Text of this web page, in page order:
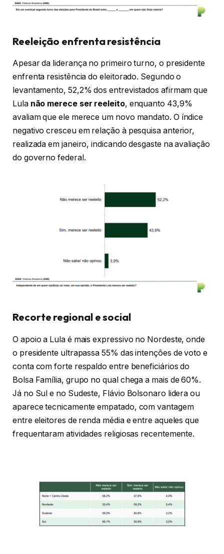
Reeleição enfrenta resistência
Apesar da liderança no primeiro turno, o presidente
enfrenta resistência do eleitorado. Segundo o
levantamento, 52,2% dos entrevistados afirmam que
Lula não merece ser reeleito, enquanto 43,9%
avaliam que ele merece um novo mandato. O índice
negativo cresceu em relação à pesquisa anterior,
realizada em janeiro, indicando desgaste na avaliação
do governo federal.
Recorte regional e social
O apoio a Lula é mais expressivo no Nordeste, onde
o presidente ultrapassa 55% das intenções de voto e
conta com forte respaldo entre beneficiários do
Bolsa Família, grupo no qual chega a mais de 60%.
Já no Sul e no Sudeste, Flávio Bolsonaro lidera ou
aparece tecnicamente empatado, com vantagem
entre eleitores de renda média e entre aqueles que
frequentaram atividades religiosas recentemente.